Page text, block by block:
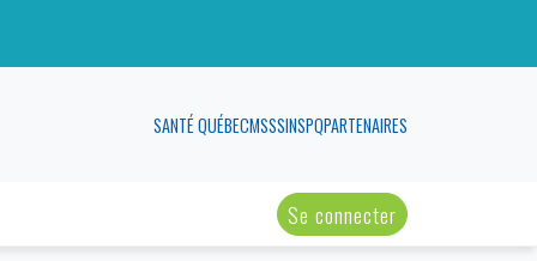
SANTÉ QUÉBECMSSSINSPQPARTENAIRES
Se connecter